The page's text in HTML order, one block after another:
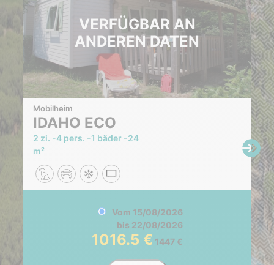
VERFÜGBAR AN
ANDEREN DATEN
Mobilheim
IDAHO ECO
2 zi. 4 pers. 1 bäder
24
m²
Vom 15/08/2026
bis 22/08/2026
1016.5 1447